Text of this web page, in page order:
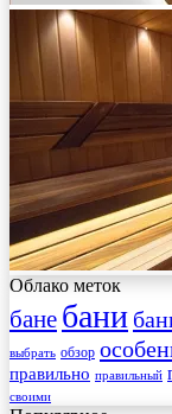
Облако меток
бане бани
выбрать обзор
правильно правильный
своими